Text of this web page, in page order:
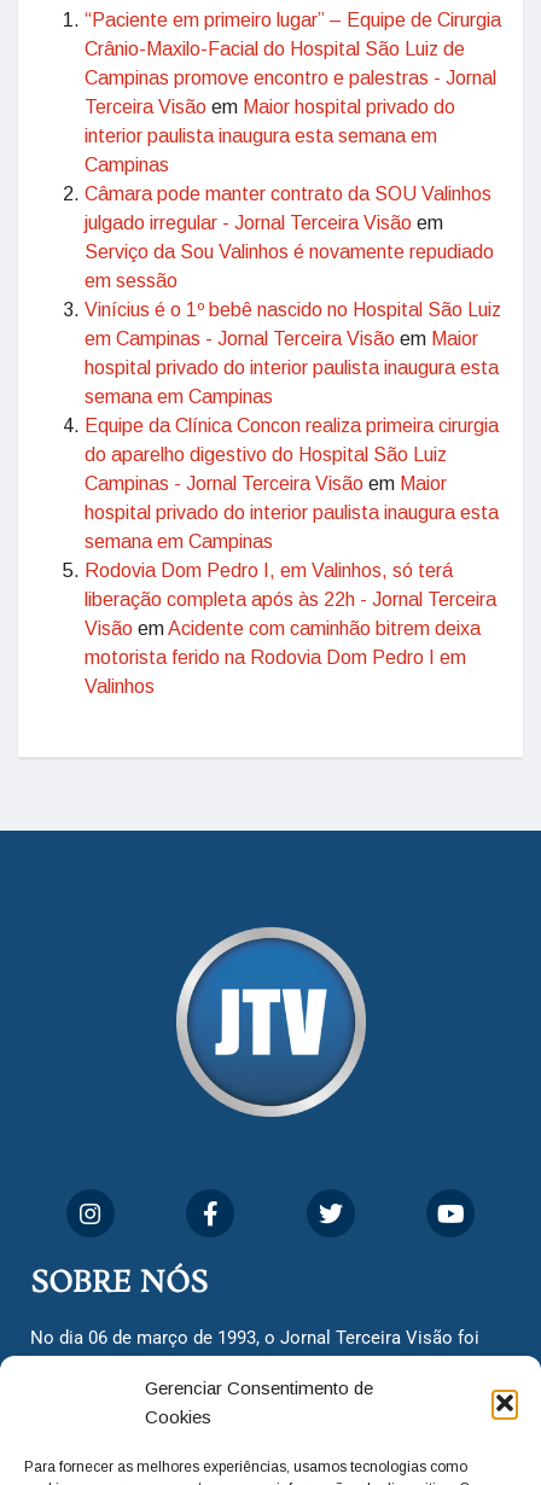
Gerenciar Consentimento de
Cookies
Para fornecer as melhores experiências, usamos tecnologias como
“Paciente em primeiro lugar” – Equipe de Cirurgia
Crânio-Maxilo-Facial do Hospital São Luiz de
Campinas promove encontro e palestras - Jornal
Terceira Visão em Maior hospital privado do
interior paulista inaugura esta semana em
Campinas
Câmara pode manter contrato da SOU Valinhos
julgado irregular - Jornal Terceira Visão em
Serviço da Sou Valinhos é novamente repudiado
em sessão
Vinícius é o 1º bebê nascido no Hospital São Luiz
em Campinas - Jornal Terceira Visão em Maior
hospital privado do interior paulista inaugura esta
semana em Campinas
Equipe da Clínica Concon realiza primeira cirurgia
do aparelho digestivo do Hospital São Luiz
Campinas - Jornal Terceira Visão em Maior
hospital privado do interior paulista inaugura esta
semana em Campinas
Rodovia Dom Pedro I, em Valinhos, só terá
liberação completa após às 22h - Jornal Terceira
Visão emAcidente com caminhão bitrem deixa
motorista ferido na Rodovia Dom Pedro I em
Valinhos
SOBRE NÓS
No dia 06 de março de 1993, o Jornal Terceira Visão foi
cidadãos valinhenses, já que naquela época só existiam
dois jornais. Há mais de 30 anos, o jornal continua